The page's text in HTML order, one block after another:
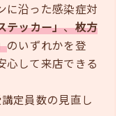
に沿った感染症対
テッカー」、枚方
のいずれかを登
心して来店できる
定員数の見直し